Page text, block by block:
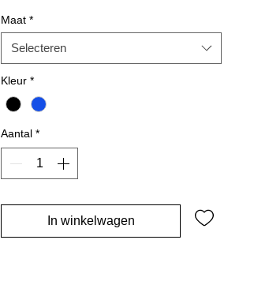
Maat *
Selecteren
Kleur *
Aantal *
In winkelwagen